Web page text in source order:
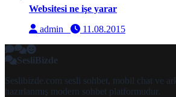
Websitesi ne işe yarar
admin
11.08.2015
SesliBizde
Seslibizde.com sesli sohbet, mobil chat ve
hazırlanmış modern sohbet platformudur.